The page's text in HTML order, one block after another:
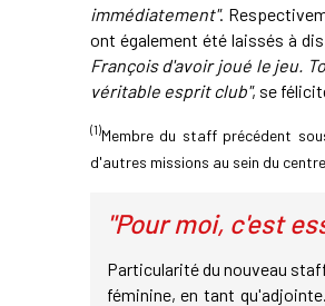
immédiatement".
ont également été laissés à
François d'avoir joué le jeu.
véritable esprit club", se
(1)Membre du staff précédent
d'autres missions au sein du
"Pour moi, c'est
Particularité du nouveau
féminine, en tant qu'adjointe.